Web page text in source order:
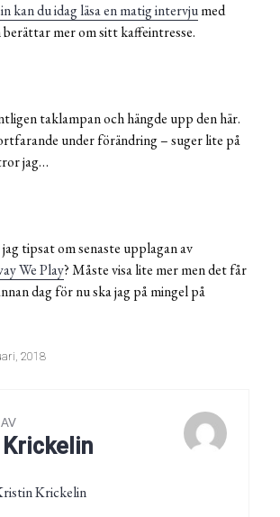
kan du idag läsa en matig intervjumed
mer om sitt kaffeintresse.
taklampan och hängde upp den här.
under förändring – suger lite på
jag…
tipsat om senaste upplagan av
We Play? Måste visa lite mer men det får
dag för nu ska jag på mingel på
2018
Krickelin